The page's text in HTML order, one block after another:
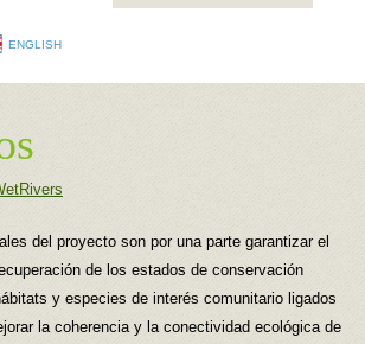
ENGLISH
del proyecto son por una parte garantizar el
de los estados de conservación
y especies de interés comunitario ligados
la coherencia y la conectividad ecológica de